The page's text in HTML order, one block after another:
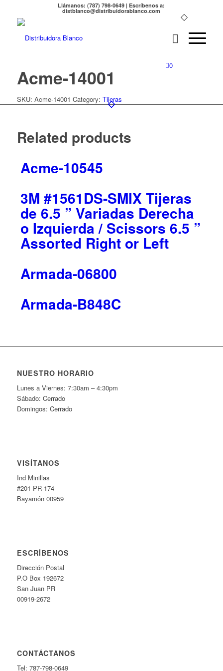
Llámanos: (787) 798-0649 | Escríbenos a:
distblanco@distribuidorablanco.com
0
Acme-14001
SKU: Acme-14001 Category: Tijeras
Related products
Acme-10545
3M #1561DS-SMIX Tijeras
de 6.5 ” Variadas Derecha
o Izquierda / Scissors 6.5 ”
Assorted Right or Left
Armada-06800
Armada-B848C
NUESTRO HORARIO
Lunes a Viernes: 7:30am – 4:30pm
Sábado: Cerrado
Domingos: Cerrado
VISÍTANOS
Ind Minillas
#201 PR-174
Bayamón 00959
ESCRÍBENOS
Dirección Postal
P.O Box 192672
San Juan PR
00919-2672
CONTÁCTANOS
Tel: 787-798-0649